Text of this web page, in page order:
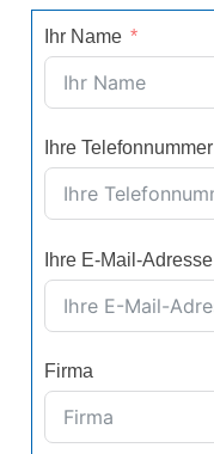
Ihr Name
Ihre Telefonnummer
Ihre E-Mail-Adresse
Firma